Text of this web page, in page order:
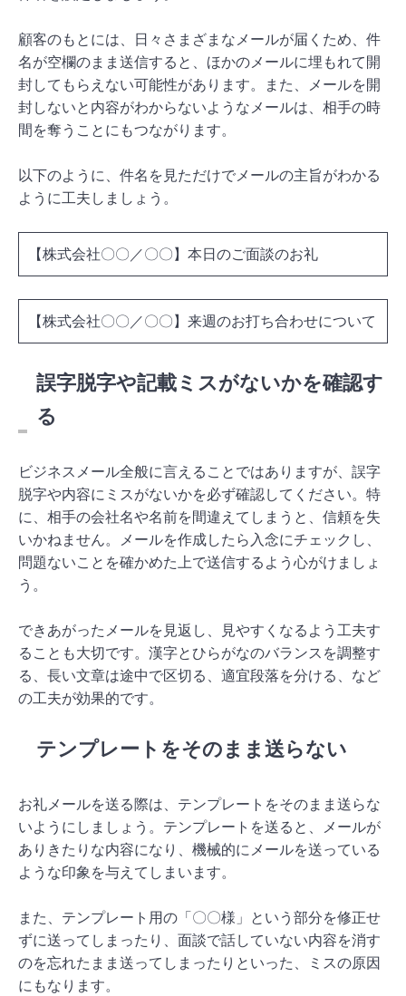
顧客のもとには、日々さまざまなメールが届くため、件
名が空欄のまま送信すると、ほかのメールに埋もれて開
封してもらえない可能性があります。また、メールを開
封しないと内容がわからないようなメールは、相手の時
間を奪うことにもつながります。
以下のように、件名を見ただけでメールの主旨がわかる
ように工夫しましょう。
【株式会社〇〇／〇〇】本日のご面談のお礼
【株式会社〇〇／〇〇】来週のお打ち合わせについて
誤字脱字や記載ミスがないかを確認す
る
ビジネスメール全般に言えることではありますが、誤字
脱字や内容にミスがないかを必ず確認してください。特
に、相手の会社名や名前を間違えてしまうと、信頼を失
いかねません。メールを作成したら入念にチェックし、
問題ないことを確かめた上で送信するよう心がけましょ
う。
できあがったメールを見返し、見やすくなるよう工夫す
ることも大切です。漢字とひらがなのバランスを調整す
る、長い文章は途中で区切る、適宜段落を分ける、など
の工夫が効果的です。
テンプレートをそのまま送らない
お礼メールを送る際は、テンプレートをそのまま送らな
いようにしましょう。テンプレートを送ると、メールが
ありきたりな内容になり、機械的にメールを送っている
ような印象を与えてしまいます。
また、テンプレート用の「〇〇様」という部分を修正せ
ずに送ってしまったり、面談で話していない内容を消す
のを忘れたまま送ってしまったりといった、ミスの原因
にもなります。